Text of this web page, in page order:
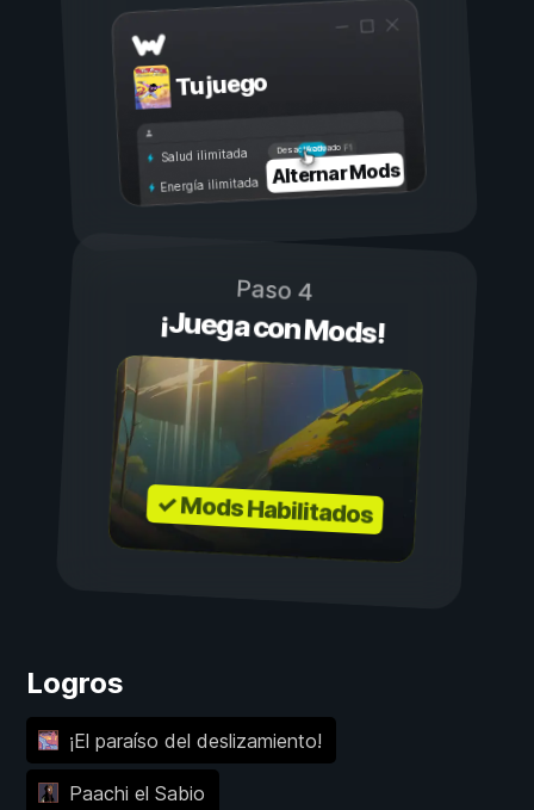
Tu juego
Activado
Desactivado
Salud ilimitada
Energía ilimitada Alternar Mods
Paso 4
¡Juega con Mods!
✓ Mods Habilitados
Logros
¡El paraíso del deslizamiento!
Paachi el Sabio